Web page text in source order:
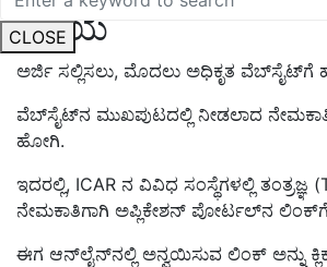
CLOSE
ಪ್ರಕ್ರಿಯೆ
ಅರ್ಜಿ ಸಲ್ಲಿಸಲು, ಮೊದಲು ಅಧಿಕೃತ
ವೆಬ್‌ಸೈಟ್‌ನ ಮುಖಪುಟದಲ್ಲಿ ನೀಡಲಾದ
ಹೋಗಿ.
ಇದರಲ್ಲಿ, ICAR ನ ವಿವಿಧ ಸಂಸ್ಥೆಗಳಲ್ಲಿ ತಂತ್ರಜ್ಞ
ನೇಮಕಾತಿಗಾಗಿ ಅಪ್ಲಿಕೇಶನ್ ಪೋರ್ಟಲ್‌ನ
ಈಗ ಆನ್‌ಲೈನ್‌ನಲ್ಲಿ ಅನ್ವಯಿಸುವ ಲಿಂಕ್ ಅನ್ನು